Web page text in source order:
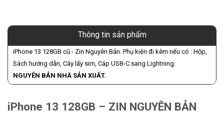
Thông tin sản phẩm
iPhone 13 128GB cũ - Zin Nguyên Bản. Phụ kiện đi kèm nếu có : Hộp,
Sách hướng dẫn, Cây lấy sim, Cáp USB-C sang Lightning.
NGUYÊN BẢN NHÀ SẢN XUẤT.
iPhone 13 128GB – ZIN NGUYÊN BẢN